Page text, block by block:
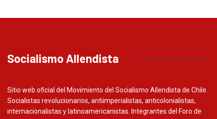
Socialismo Allendista
Sitio web oficial del Movimiento del Socialismo Allendista de Chile.
Socialistas revolucionarios, antiimperialistas, anticolonialistas,
internacionalistas y latinoamericanistas. Integrantes del Foro de